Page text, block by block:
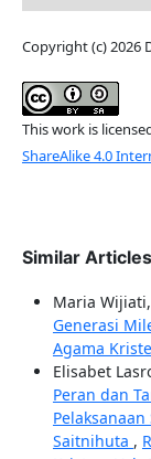
Copyright (c) 2026
This work is
ShareAlike 4.0
Similar Articles
Maria Wijiati,
Generasi
Agama
Elisabet
Peran dan
Saitnihuta ,